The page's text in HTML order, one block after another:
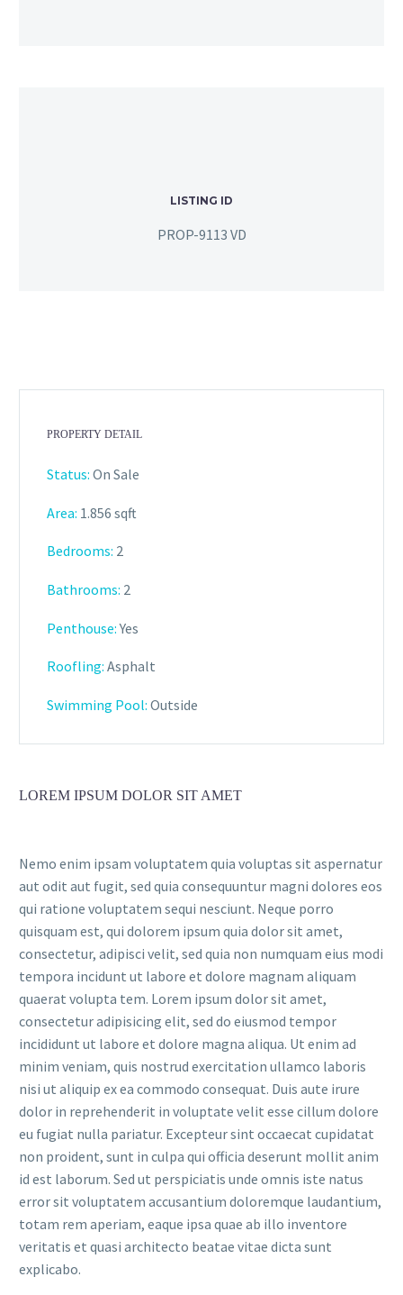
LISTING ID
PROP-9113 VD
PROPERTY DETAIL
Status: On Sale
Area: 1.856 sqft
Bedrooms: 2
Bathrooms: 2
Penthouse:Yes
Roofling: Asphalt
Swimming Pool: Outside
LOREM IPSUM DOLOR SIT AMET
Nemo enim ipsam voluptatem quia voluptas sit aspernatur
aut odit aut fugit, sed quia consequuntur magni dolores eos
qui ratione voluptatem sequi nesciunt. Neque porro
quisquam est, qui dolorem ipsum quia dolor sit amet,
consectetur, adipisci velit, sed quia non numquam eius modi
tempora incidunt ut labore et dolore magnam aliquam
quaerat volupta tem. Lorem ipsum dolor sit amet,
consectetur adipisicing elit, sed do eiusmod tempor
incididunt ut labore et dolore magna aliqua. Ut enim ad
minim veniam, quis nostrud exercitation ullamco laboris
nisi ut aliquip ex ea commodo consequat. Duis aute irure
dolor in reprehenderit in voluptate velit esse cillum dolore
eu fugiat nulla pariatur. Excepteur sint occaecat cupidatat
non proident, sunt in culpa qui officia deserunt mollit anim
id est laborum. Sed ut perspiciatis unde omnis iste natus
error sit voluptatem accusantium doloremque laudantium,
totam rem aperiam, eaque ipsa quae ab illo inventore
veritatis et quasi architecto beatae vitae dicta sunt
explicabo.